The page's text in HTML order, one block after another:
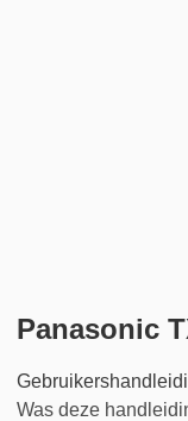
Panasonic
Was deze